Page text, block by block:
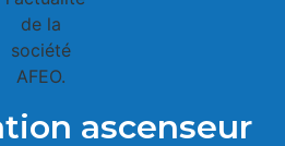
ascenseur